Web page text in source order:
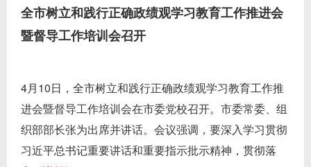
全市树立和践行正确政绩观学习教育工作推进会
暨督导工作培训会召开
4月10日，全市树立和践行正确政绩观学习教育工作推
进会暨督导工作培训会在市委党校召开。市委常委、组
织部部长张为出席并讲话。会议强调，要深入学习贯彻
习近平总书记重要讲话和重要指示批示精神，贯彻落